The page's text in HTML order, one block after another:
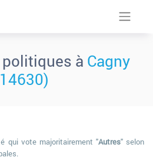
à Cagny
qui vote majoritairement "Autres" selon